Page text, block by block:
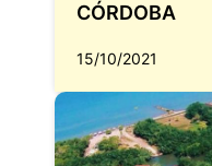
CÓRDOBA
15/10/2021